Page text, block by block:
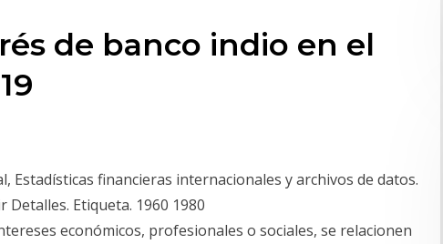
de banco indio en el
Estadísticas financieras internacionales y archivos de datos.
Etiqueta. 1960 1980
económicos, profesionales o sociales, se relacionen